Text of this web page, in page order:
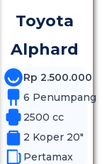
Toyota
Alphard
Rp 2.500.000
6 Penumpang
2500 cc
2 Koper 20"
Pertamax